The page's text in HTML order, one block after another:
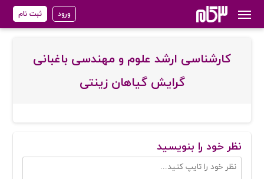
ورود ثبت نام
کارشناسی ارشد علوم و مهندسی باغبانی
گرایش گیاهان زینتی
نظر خود را بنویسید